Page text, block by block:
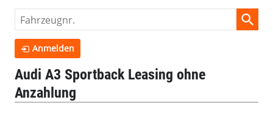
Audi A3 Sportback Leasing ohne
Anzahlung
Fahrzeugnr.
Anmelden